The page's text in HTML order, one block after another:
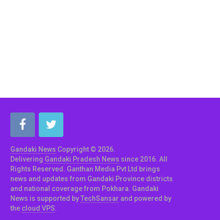
Gandaki News Copyright © 2026.
Delivering Gandaki Pradesh News since 2016. All
Rights Reserved. Ganthan Media Pvt Ltd brings
news and updates from Gandaki Province districts
and national coverage from Pokhara. Gandaki
News is supported byTechSansar and powered by
the cloud VPS.